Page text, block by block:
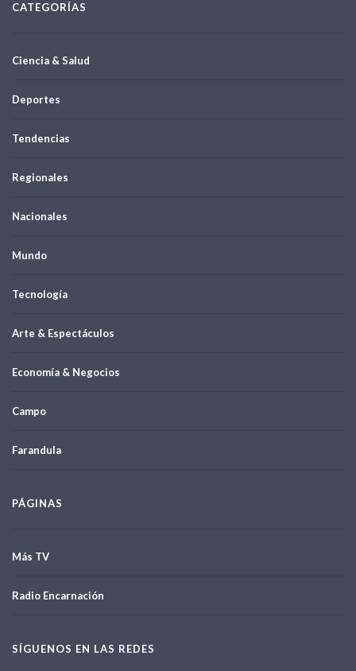
CATEGORÍAS
Ciencia & Salud
Deportes
Tendencias
Regionales
Nacionales
Mundo
Tecnología
Arte & Espectáculos
Economía & Negocios
Campo
Farandula
PÁGINAS
Más TV
Radio Encarnación
SÍGUENOS EN LAS REDES